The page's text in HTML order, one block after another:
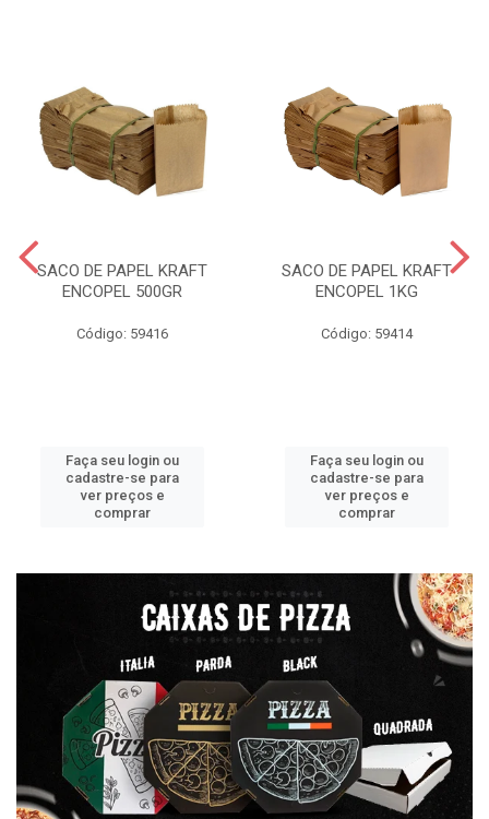
SACO DE PAPEL KRAFT
ENCOPEL 500GR
Código: 59416
Faça seu login ou
cadastre-se para
ver preços e
comprar
SACO DE PAPEL KRAFT
ENCOPEL 1KG
Código: 59414
Faça seu login ou
cadastre-se para
ver preços e
comprar